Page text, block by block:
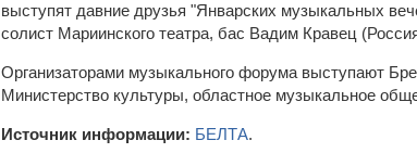
выступят давние друзья "Январских музыкальных
солист Мариинского театра, бас Вадим Кравец
Организаторами музыкального форума выступают
Министерство культуры, областное музыкальное
Источник информации: БЕЛТА.